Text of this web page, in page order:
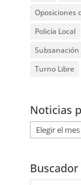
Oposiciones
Policía Local
Subsanación
Turno Libre
Noticias
Noticias
por
Buscador